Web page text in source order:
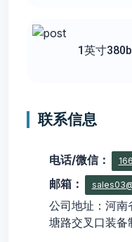
1英寸
联系信息
电话/微信：
邮箱：
公司地址：河南
塘路交叉口装备